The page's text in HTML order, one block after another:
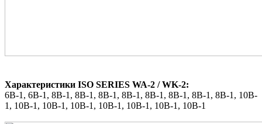
Характеристики ISO SERIES WA-2 / WK-2:
6B-1, 6B-1, 8B-1, 8B-1, 8B-1, 8B-1, 8B-1, 8B-1, 8B-1, 8B-1, 10B-
1, 10B-1, 10B-1, 10B-1, 10B-1, 10B-1, 10B-1, 10B-1